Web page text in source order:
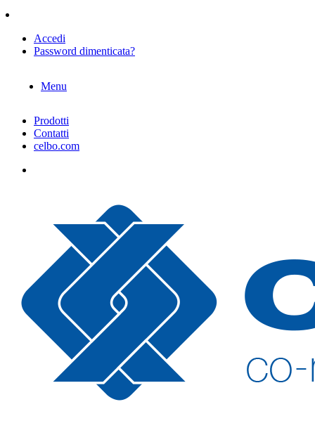
Accedi
Password dimenticata?
Menu
Prodotti
Contatti
celbo.com